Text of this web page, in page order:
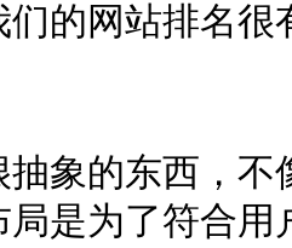
的网站排名很
抽象的东西，
是为了符合